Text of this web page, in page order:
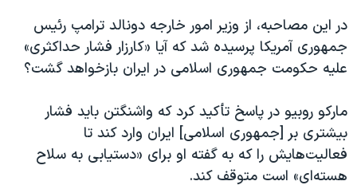
در این مصاحبه، از وزیر امور خارجه دونالد ترامپ رئیس
جمهوری آمریکا پرسیده شد که آیا «کارزار فشار حداکثری»
علیه حکومت جمهوری اسلامی در ایران بازخواهد گشت؟
مارکو روبیو در پاسخ تأکید کرد که واشنگتن باید فشار
بیشتری بر [جمهوری اسلامی] ایران وارد کند تا
فعالیت‌هایش را که به گفته او برای «دستیابی به سلاح
هسته‌ای» است متوقف کند.